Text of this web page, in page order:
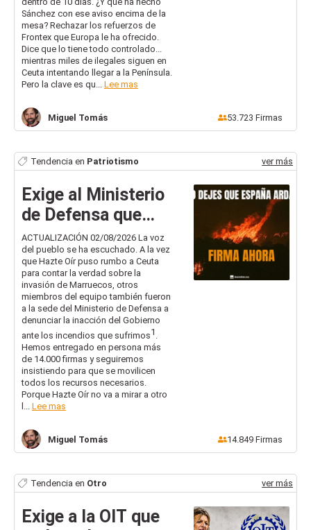
Sánchez con ese aviso encima de la
mesa? Rechazar los refuerzos de
Frontex que Europa le ha ofrecido.
Dice que lo tiene todo controlado...
mientras miles de ilegales siguen en
Ceuta intentando llegar a la Península.
Pero la clave es qu... Lee mas
Miguel Tomás 53.723 Firmas
Tendencia en Patriotismo ver más
Exige al Ministerio
de Defensa que
despliegue YA
todos los medios
para luchar contra
...
ACTUALIZACIÓN 02/08/2026 La voz
del pueblo se ha escuchado. A la vez
que Hazte Oír puso rumbo a Ceuta
para contar la verdad sobre la
invasión de Marruecos, otros
miembros del equipo también fueron
a la sede del Ministerio de Defensa a
denunciar la inacción del Gobierno
ante los incendios que sufrimos1 .
Hemos entregado en persona más
de 14.000 firmas y seguiremos
insistiendo para que se movilicen
todos los recursos necesarios.
Porque Hazte Oír no va a mirar a otro
l... Lee mas
Miguel Tomás 14.849 Firmas
Tendencia en Otro ver más
Exige a la OIT que